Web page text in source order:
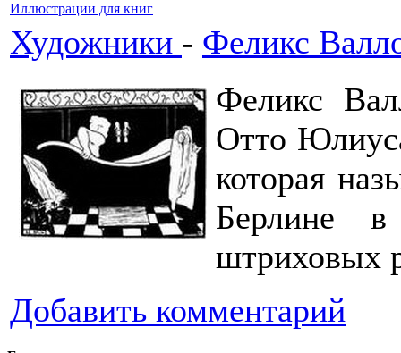
Иллюстрации для книг
Художники - Феликс
Феликс
Отто
которая
Берлине
штриховых
Добавить комментарий